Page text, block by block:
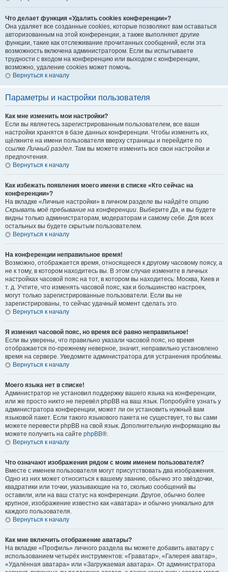
Что делает функция «Удалить cookies конференции»?
Она удаляет все созданные cookies, которые позволяют вам оставаться
авторизованным на этой конференции, а также выполняют другие
функции, такие как отслеживание прочитанных сообщений, если эта
возможность включена администратором. Если вы испытываете
трудности с входом на конференцию или выходом с конференции,
возможно, удаление cookies может помочь.
Вернуться к началу
Параметры и настройки пользователя
Как мне изменить мои настройки?
Если вы являетесь зарегистрированным пользователем, все ваши
настройки хранятся в базе данных конференции. Чтобы изменить их,
щёлкните на имени пользователя вверху страницы и перейдите по
ссылкеЛичный раздел. Там вы можете изменить все свои настройки и
предпочтения.
Вернуться к началу
Как избежать появления моего имени в списке «Кто сейчас на
конференции»?
На вкладке «Личные настройки» в личном разделе вы найдёте опцию
Скрывать моё пребывание на конференции. ВыберитеДа, и вы будете
видны только администраторам, модераторам и самому себе. Для всех
остальных вы будете скрытым пользователем.
Вернуться к началу
На конференции неправильное время!
Возможно, отображается время, относящееся к другому часовому поясу, а
не к тому, в котором находитесь вы. В этом случае измените в личных
настройках часовой пояс на тот, в котором вы находитесь: Москва, Киев и
т. д. Учтите, что изменять часовой пояс, как и большинство настроек,
могут только зарегистрированные пользователи. Если вы не
зарегистрированы, то сейчас удачный момент сделать это.
Вернуться к началу
Я изменил часовой пояс, но время всё равно неправильное!
Если вы уверены, что правильно указали часовой пояс, но время
отображается по-прежнему неверное, значит, неправильно установлено
время на сервере. Уведомите администратора для устранения проблемы.
Вернуться к началу
Моего языка нет в списке!
Администратор не установил поддержку вашего языка на конференции,
или же просто никто не перевёл phpBB на ваш язык. Попробуйте узнать у
администратора конференции, может ли он установить нужный вам
языковой пакет. Если такого языкового пакета не существует, то вы сами
можете перевести phpBB на свой язык. Дополнительную информацию вы
можете получить на сайте phpBB®.
Вернуться к началу
Что означают изображения рядом с моим именем пользователя?
Вместе с именем пользователя могут присутствовать два изображения.
Одно из них может относиться к вашему званию, обычно это звёздочки,
квадратики или точки, указывающие на то, сколько сообщений вы
оставили, или на ваш статус на конференции. Другое, обычно более
крупное, изображение известно как «аватара» и обычно уникально для
каждого пользователя.
Вернуться к началу
Как мне включить отображение аватары?
На вкладке «Профиль» личного раздела вы можете добавить аватару с
использованием четырёх инструментов: «Граватар», «Галерея аватар»,
«Удалённая аватара» или «Загружаемая аватара». От администратора